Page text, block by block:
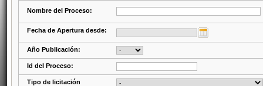
Nombre del Proceso:
Fecha de Apertura desde:
Año Publicación:
Id del Proceso:
Tipo de licitación